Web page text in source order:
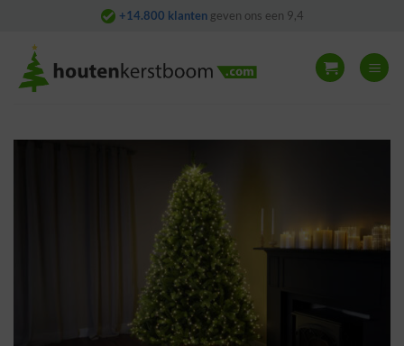
content
+14.800 klantengeven ons een 9,4